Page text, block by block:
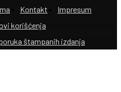
Kontakt
Impresum
korišćenja
štampanih izdanja